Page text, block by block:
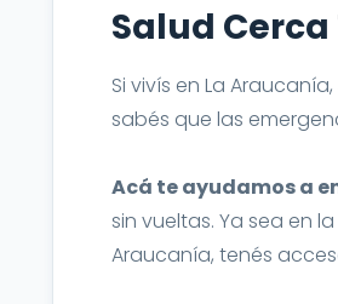
Salud
Si vivís en La
sabés que las
Acá te ayudamos a
sin vueltas. Ya sea en
Araucanía, tenés